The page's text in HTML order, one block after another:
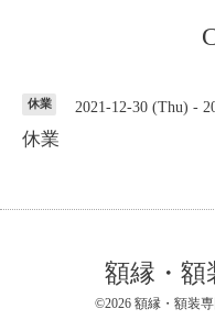
休業 2021-12-30 (Thu) -
休業
額縁・額
©2026 額縁・額装